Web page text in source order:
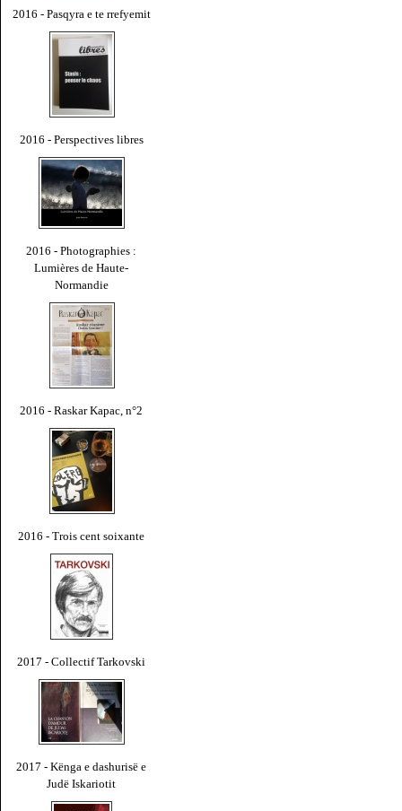
2016 - Pasqyra e te rrefyemit
2016 - Perspectives libres
2016 - Photographies :
Lumières de Haute-
Normandie
2016 - Raskar Kapac, n°2
2016 - Trois cent soixante
2017 - Collectif Tarkovski
2017 - Kënga e dashurisë e
Judë Iskariotit